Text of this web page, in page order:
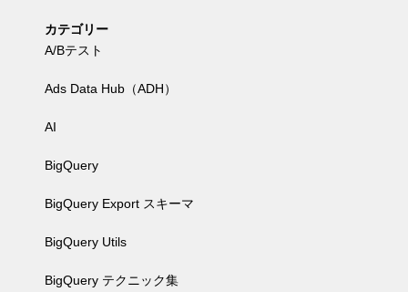
カテゴリー
A/Bテスト
Ads Data Hub（ADH）
AI
BigQuery
BigQuery Export スキーマ
BigQuery Utils
BigQuery テクニック集